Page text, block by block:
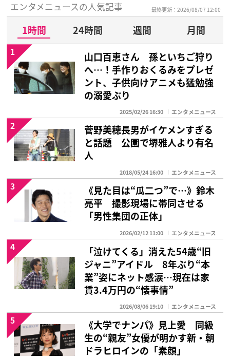
エンタメニュースの人気記事 最終更新：2026/08/07 12:00
1時間 24時間 週間
月間
山口百恵さん 孫といちご狩り
へ…！手作りおくるみをプレゼ
ント、子供向けアニメも猛勉強
の溺愛ぶり
2025/02/26 16:30 エンタメニュース
1
菅野美穂長男がイケメンすぎる
と話題 公園で堺雅人より有名
人
2018/05/24 16:00 エンタメニュース
2
《見た目は“瓜二つ”で…》鈴木
亮平 撮影現場に帯同させる
「男性集団の正体」
2026/02/12 11:00 エンタメニュース
3
「泣けてくる」消えた54歳“旧
ジャニ”アイドル 8年ぶり“本
業”姿にネット感涙…現在は家
賃3.4万円の“懐事情”
2026/08/06 19:10 エンタメニュース
4
《大学でナンパ》見上愛 同級
生の“親友”女優が明かす新・朝
ドラヒロインの「素顔」
5